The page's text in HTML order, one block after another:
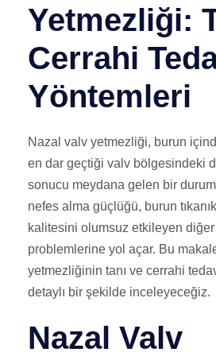
Yetmezliği:
Cerrahi
Yöntemleri
Nazal valv yetmezliği, burun
en dar geçtiği valv bölgesindeki
sonucu meydana gelen bir
nefes alma güçlüğü, burun
kalitesini olumsuz etkileyen
problemlerine yol açar. Bu
yetmezliğinin tanı ve cerrahi
detaylı bir şekilde inceleyeceğiz.
Nazal Valv